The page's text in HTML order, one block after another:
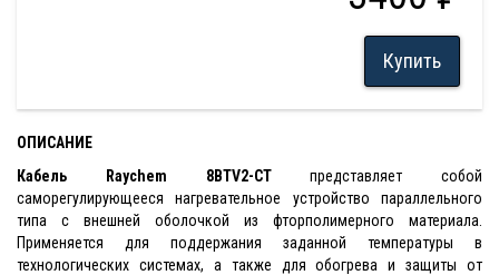
Купить
ОПИСАНИЕ
Кабель Raychem 8BTV2-CTпредставляет собой
саморегулирующееся нагревательное устройство параллельного
типа с внешней оболочкой из фторполимерного материала.
Применяется для поддержания заданной температуры в
технологических системах, а также для обогрева и защиты от